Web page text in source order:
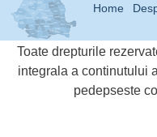
Home
Toate drepturile
integrala a continutului
pedepseste